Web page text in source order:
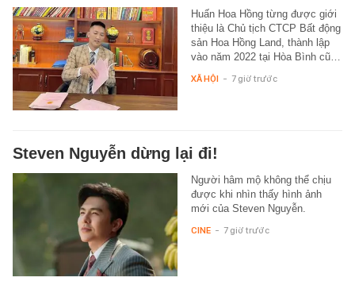
Huấn Hoa Hồng từng được giới
thiệu là Chủ tịch CTCP Bất động
sản Hoa Hồng Land, thành lập
vào năm 2022 tại Hòa Bình cũ…
XÃ HỘI - 7 giờ trước
Steven Nguyễn dừng lại đi!
Người hâm mộ không thể chịu
được khi nhìn thấy hình ảnh
mới của Steven Nguyễn.
CINE - 7 giờ trước